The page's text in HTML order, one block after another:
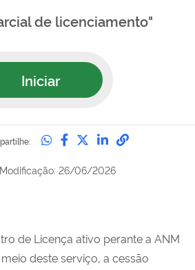
de licenciamento"
Iniciar
Compartilhe no
Compartilhe no
Compartilhe no
Compartilhe
26/06/2026
de Licença ativo perante a ANM
deste serviço, a cessão